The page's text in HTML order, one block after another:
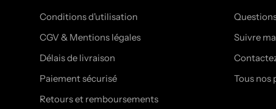
Conditions d'utilisation
CGV & Mentions légales
Délais de livraison
Paiement sécurisé
Retours et remboursements
Suivre
Tous nos